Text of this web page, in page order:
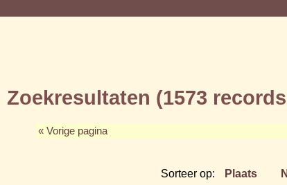
Zoekresultaten (1573
« Vorige pagina
Sorteer op: Plaats